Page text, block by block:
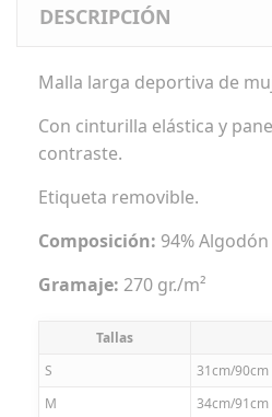
DESCRIPCIÓN
Malla larga deportiva de
Con cinturilla elástica y
contraste.
Etiqueta removible.
Composición: 94%
Gramaje: 270 gr./m²
Tallas
S
31cm/90cm
M
34cm/91cm